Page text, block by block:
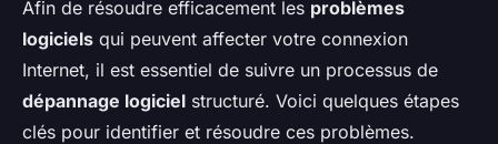
Afin de résoudre efficacement les problèmes
logiciels qui peuvent affecter votre connexion
Internet, il est essentiel de suivre un processus de
dépannage logiciel structuré. Voici quelques étapes
clés pour identifier et résoudre ces problèmes.